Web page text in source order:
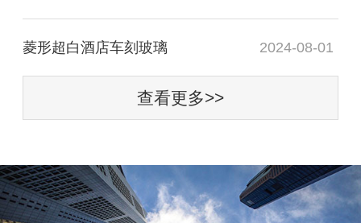
菱形超白酒店车刻玻璃 2024-08-01
查看更多>>